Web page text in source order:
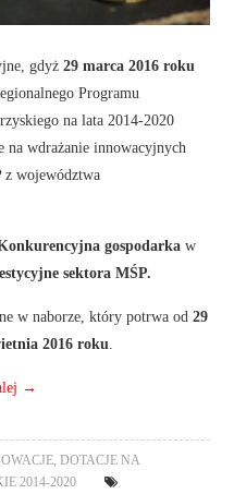
gdyż29 marca 2016 roku
Programu
na lata 2014-2020
na wdrażanie innowacyjnych
z województwa
gospodarka w
sektora MŚP.
w naborze, który potrwa od29
2016 roku.
→
,DOTACJE NA
2014-2020